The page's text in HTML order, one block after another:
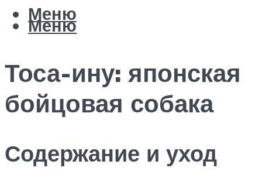
Меню
Меню
Тоса-ину: японская
бойцовая собака
Содержание и уход